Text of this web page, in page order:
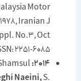
Malaysia Motor
1978, Iranian J
Suppl. No.3, Oct
6, ISSN: 2251-6085
2014:
Shamsul
Naeini,